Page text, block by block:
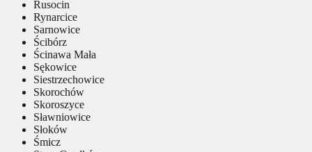
Rusocin
Rynarcice
Sarnowice
Ścibórz
Ścinawa Mała
Sękowice
Siestrzechowice
Skorochów
Skoroszyce
Sławniowice
Słoków
Śmicz